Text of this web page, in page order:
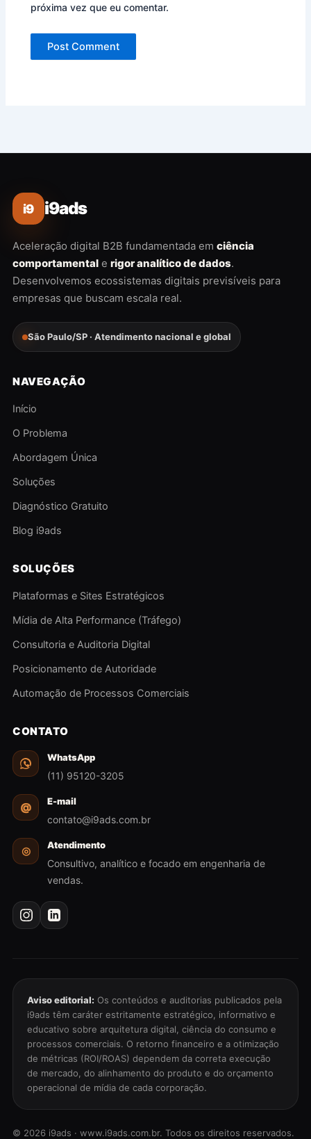
próxima vez que eu comentar.
i9 i9ads
Aceleração digital B2B fundamentada em ciência
comportamental e rigor analítico de dados.
Desenvolvemos ecossistemas digitais previsíveis para
empresas que buscam escala real.
São Paulo/SP · Atendimento nacional e global
NAVEGAÇÃO
Início
O Problema
Abordagem Única
Soluções
Diagnóstico Gratuito
Blog i9ads
SOLUÇÕES
Plataformas e Sites Estratégicos
Mídia de Alta Performance (Tráfego)
Consultoria e Auditoria Digital
Posicionamento de Autoridade
Automação de Processos Comerciais
CONTATO
WhatsApp
(11) 95120-3205
@ E-mail
contato@i9ads.com.br
◎ Atendimento
Consultivo, analítico e focado em engenharia de
vendas.
Aviso editorial: Os conteúdos e auditorias publicados pela
i9ads têm caráter estritamente estratégico, informativo e
educativo sobre arquitetura digital, ciência do consumo e
processos comerciais. O retorno financeiro e a otimização
de métricas (ROI/ROAS) dependem da correta execução
de mercado, do alinhamento do produto e do orçamento
operacional de mídia de cada corporação.
© 2026 i9ads · www.i9ads.com.br. Todos os direitos reservados.